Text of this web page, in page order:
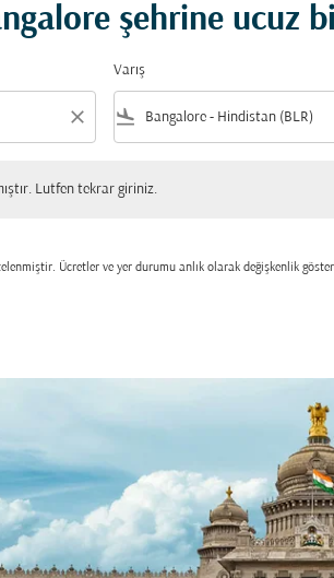
şehrine ucuz
close
Varış
flight_land
Lutfen tekrar giriniz.
Ücretler ve yer durumu anlık olarak değişkenlik